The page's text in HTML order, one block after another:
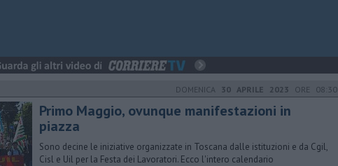
DOMENICA 30 APRILE 2023 ORE 08:30
Primo Maggio, ovunque manifestazioni in
piazza
Sono decine le iniziative organizzate in Toscana dalle istituzioni e da Cgil,
Cisl e Uil per la Festa dei Lavoratori. Ecco l'intero calendario